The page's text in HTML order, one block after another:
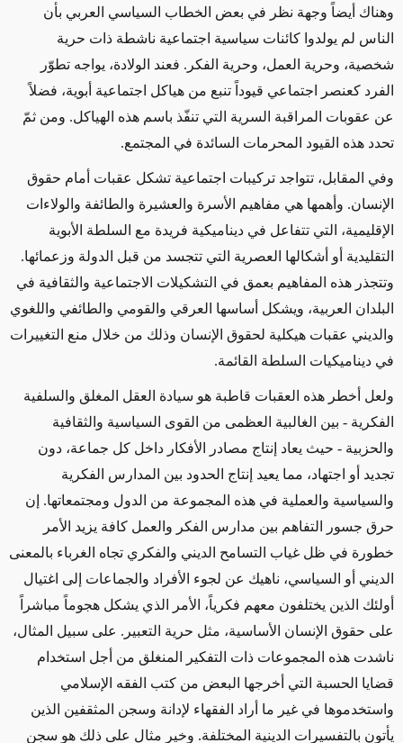
وهناك أيضاً وجهة نظر في بعض الخطاب السياسي العربي بأن
الناس لم يولدوا كائنات سياسية اجتماعية ناشطة ذات حرية
شخصية، وحرية العمل، وحرية الفكر. فعند الولادة، يواجه تطوّر
الفرد كعنصر اجتماعي قيوداً تنبع من هياكل اجتماعية أبوية، فضلاً
عن عقوبات المراقبة السرية التي تنفّذ باسم هذه الهياكل. ومن ثمّ
تحدد هذه القيود المحرمات السائدة في المجتمع.
وفي المقابل، تتواجد تركيبات اجتماعية تشكل عقبات أمام حقوق
الإنسان. وأهمها هي مفاهيم الأسرة والعشيرة والطائفة والولاءات
الإقليمية، التي تتفاعل في ديناميكية فريدة مع السلطة الأبوية
التقليدية أو أشكالها العصرية التي تتجسد من قبل الدولة وزعمائها.
وتتجذر هذه المفاهيم بعمق في التشكيلات الاجتماعية والثقافية في
البلدان العربية، ويشكل أساسها العرقي والقومي والطائفي واللغوي
والديني عقبات هيكلية لحقوق الإنسان وذلك من خلال منع التغييرات
في ديناميكيات السلطة القائمة.
ولعل أخطر هذه العقبات قاطبة هو سيادة العقل المغلق والسلفية
الفكرية - بين الغالبية العظمى من القوى السياسية والثقافية
والحزبية - حيث يعاد إنتاج مصادر الأفكار داخل كل جماعة، دون
تجديد أو اجتهاد، مما يعيد إنتاج الحدود بين المدارس الفكرية
والسياسية والعملية في هذه المجموعة من الدول ومجتمعاتها. إن
حرق جسور التفاهم بين مدارس الفكر والعمل كافة يزيد الأمر
خطورة في ظل غياب التسامح الديني والفكري تجاه الغرباء بالمعنى
الديني أو السياسي، ناهيك عن لجوء الأفراد والجماعات إلى اغتيال
أولئك الذين يختلفون معهم فكرياً، الأمر الذي يشكل هجوماً مباشراً
على حقوق الإنسان الأساسية، مثل حرية التعبير. على سبيل المثال،
ناشدت هذه المجموعات ذات التفكير المنغلق من أجل استخدام
قضايا الحسبة التي أخرجها البعض من كتب الفقه الإسلامي
واستخدموها في غير ما أراد الفقهاء لإدانة وسجن المثقفين الذين
يأتون بالتفسيرات الدينية المختلفة. وخير مثال على ذلك هو سجن